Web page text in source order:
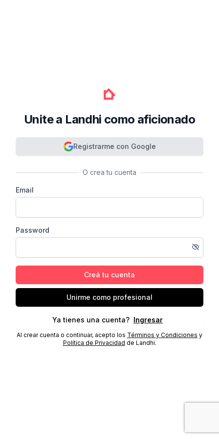
Unite a Landhi como aficionado
Registrarme con Google
O crea tu cuenta
Email
Password
Creá tu cuenta
Unirme como profesional
Ya tienes una cuenta? Ingresar
Al crear cuenta o continuar, acepto los Términos y Condiciones y
Política de Privacidad de Landhi.